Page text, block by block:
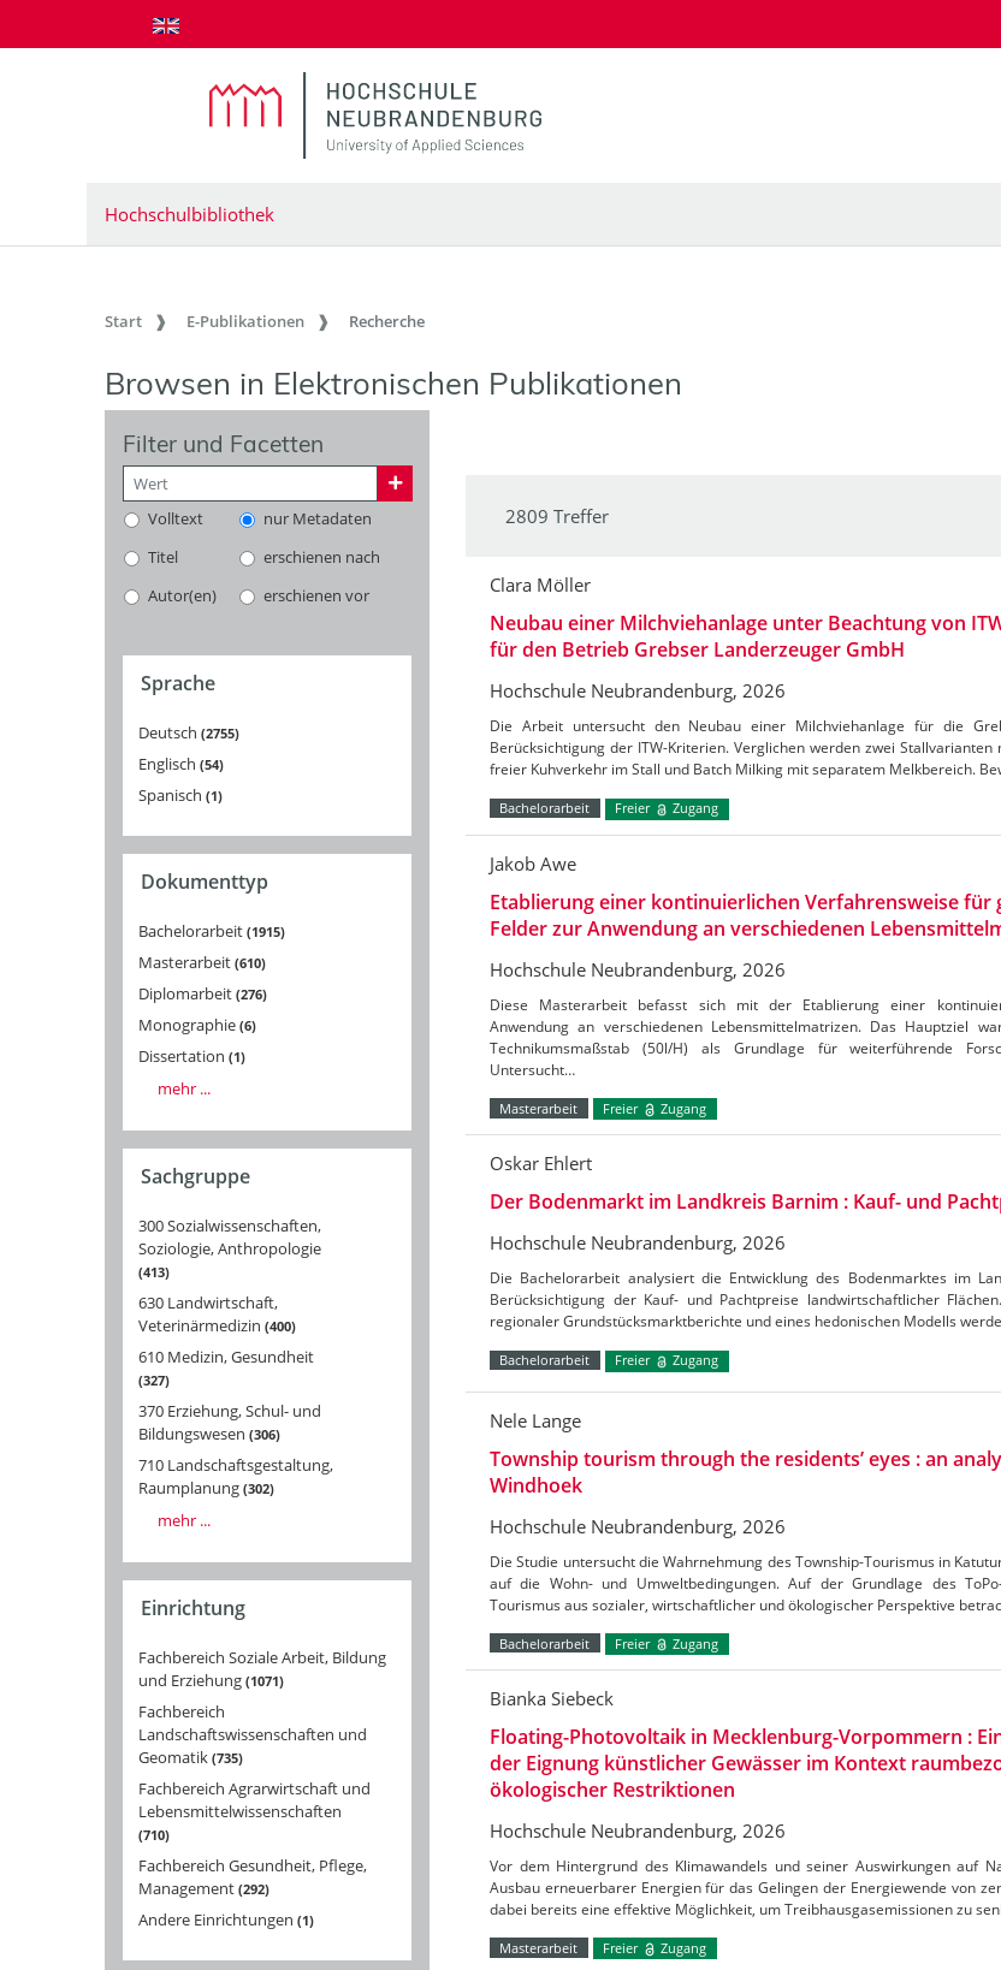
zum Inhalt springen
Hochschulbibliothek
Start E-Publikationen Recherche
Browsen in Elektronischen Publikationen
Filter und Facetten
Volltext
nur Metadaten
Titel
erschienen nach
Autor(en)
erschienen vor
Sprache
Deutsch 2755
Englisch 54
Spanisch 1
Dokumenttyp
Bachelorarbeit 1915
Masterarbeit 610
Diplomarbeit 276
Monographie 6
Dissertation 1
mehr ...
Sachgruppe
300 Sozialwissenschaften,
Soziologie, Anthropologie
413
630 Landwirtschaft,
Veterinärmedizin 400
610 Medizin, Gesundheit
327
370 Erziehung, Schul- und
Bildungswesen 306
710 Landschaftsgestaltung,
Raumplanung 302
mehr ...
Einrichtung
Fachbereich Soziale Arbeit, Bildung
und Erziehung 1071
Fachbereich
Landschaftswissenschaften und
Geomatik 735
Fachbereich Agrarwirtschaft und
Lebensmittelwissenschaften
710
Fachbereich Gesundheit, Pflege,
Management 292
Andere Einrichtungen 1
2809 Treffer
Clara Möller
Neubau einer Milchviehanlage unter Beachtung von
für den Betrieb Grebser Landerzeuger GmbH
Hochschule Neubrandenburg, 2026
Die Arbeit untersucht den Neubau einer Milchviehanlage für die
Berücksichtigung der ITW-Kriterien. Verglichen werden zwei
freier Kuhverkehr im Stall und Batch Milking mit separatem Melkbereich.
Bachelorarbeit Freier Zugang
Jakob Awe
Etablierung einer kontinuierlichen Verfahrensweise für
Felder zur Anwendung an verschiedenen
Hochschule Neubrandenburg, 2026
Diese Masterarbeit befasst sich mit der Etablierung einer
Anwendung an verschiedenen Lebensmittelmatrizen. Das Hauptziel
Technikumsmaßstab (50l/H) als Grundlage für weiterführende
Untersucht…
Masterarbeit Freier Zugang
Oskar Ehlert
Der Bodenmarkt im Landkreis Barnim : Kauf- und
Hochschule Neubrandenburg, 2026
Die Bachelorarbeit analysiert die Entwicklung des Bodenmarktes im
Berücksichtigung der Kauf- und Pachtpreise landwirtschaftlicher
regionaler Grundstücksmarktberichte und eines hedonischen Modells
Bachelorarbeit Freier Zugang
Nele Lange
Township tourism through the residents’ eyes : an
Windhoek
Hochschule Neubrandenburg, 2026
Die Studie untersucht die Wahrnehmung des Township-Tourismus in
auf die Wohn- und Umweltbedingungen. Auf der Grundlage des
Tourismus aus sozialer, wirtschaftlicher und ökologischer Perspektive
Bachelorarbeit Freier Zugang
Bianka Siebeck
Floating-Photovoltaik in Mecklenburg-Vorpommern :
der Eignung künstlicher Gewässer im Kontext
ökologischer Restriktionen
Hochschule Neubrandenburg, 2026
Vor dem Hintergrund des Klimawandels und seiner Auswirkungen auf
Ausbau erneuerbarer Energien für das Gelingen der Energiewende von
dabei bereits eine effektive Möglichkeit, um Treibhausgasemissionen zu
Masterarbeit Freier Zugang